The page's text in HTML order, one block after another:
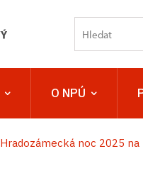
O NPÚ
Hradozámecká noc 2025 na